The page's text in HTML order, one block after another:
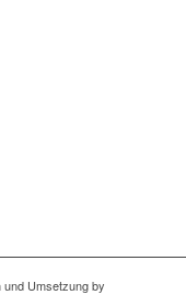
Umsetzung by